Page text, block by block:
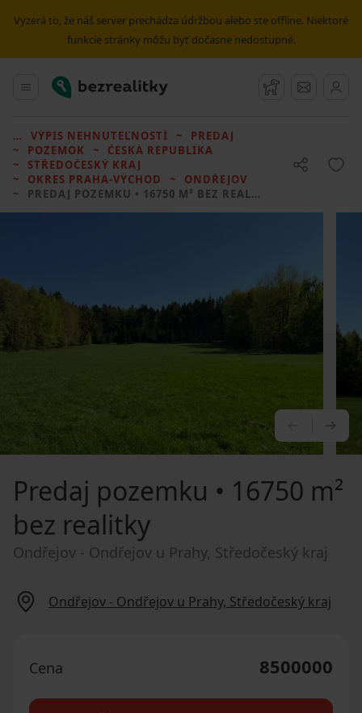
Vyzerá to, že náš server prechádza údržbou alebo ste offline. Niektoré
funkcie stránky môžu byť dočasne nedostupné.
Hlavné menu
Bezrealitky Strážny pes
Správy
VÝPIS NEHNUTEĽNOSTÍ
PREDAJ
POZEMOK
ČESKÁ REPUBLIKA
STŘEDOČESKÝ KRAJ
OKRES PRAHA-VÝCHOD
ONDŘEJOV
PREDAJ POZEMKU • 16750 M² BEZ REALITKY
Predaj pozemku • 16750 m²
bez realitky
Ondřejov - Ondřejov u Prahy, Středočeský kraj
Ondřejov - Ondřejov u Prahy, Středočeský kraj
Cena 8500000